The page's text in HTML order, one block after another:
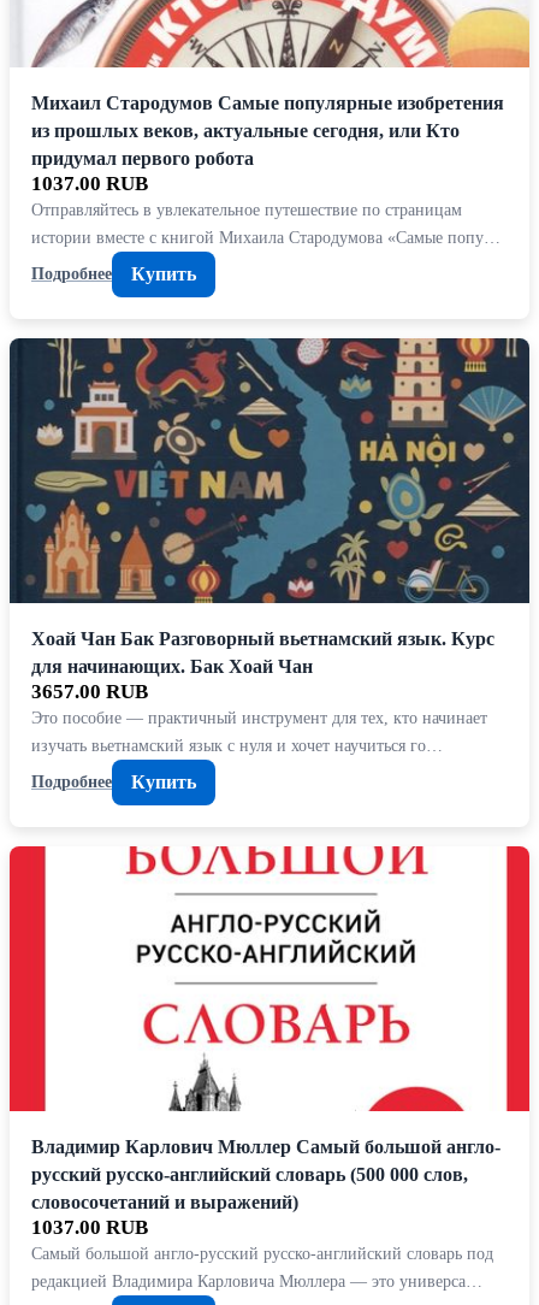
Михаил Стародумов Самые популярные изобретения
из прошлых веков, актуальные сегодня, или Кто
придумал первого робота
1037.00 RUB
Отправляйтесь в увлекательное путешествие по страницам
истории вместе с книгой Михаила Стародумова «Самые попу…
Подробнее
Купить
Хоай Чан Бак Разговорный вьетнамский язык. Курс
для начинающих. Бак Хоай Чан
3657.00 RUB
Это пособие — практичный инструмент для тех, кто начинает
изучать вьетнамский язык с нуля и хочет научиться го…
Подробнее
Купить
Владимир Карлович Мюллер Самый большой англо-
русский русско-английский словарь (500 000 слов,
словосочетаний и выражений)
1037.00 RUB
Самый большой англо-русский русско-английский словарь под
редакцией Владимира Карловича Мюллера — это универса…